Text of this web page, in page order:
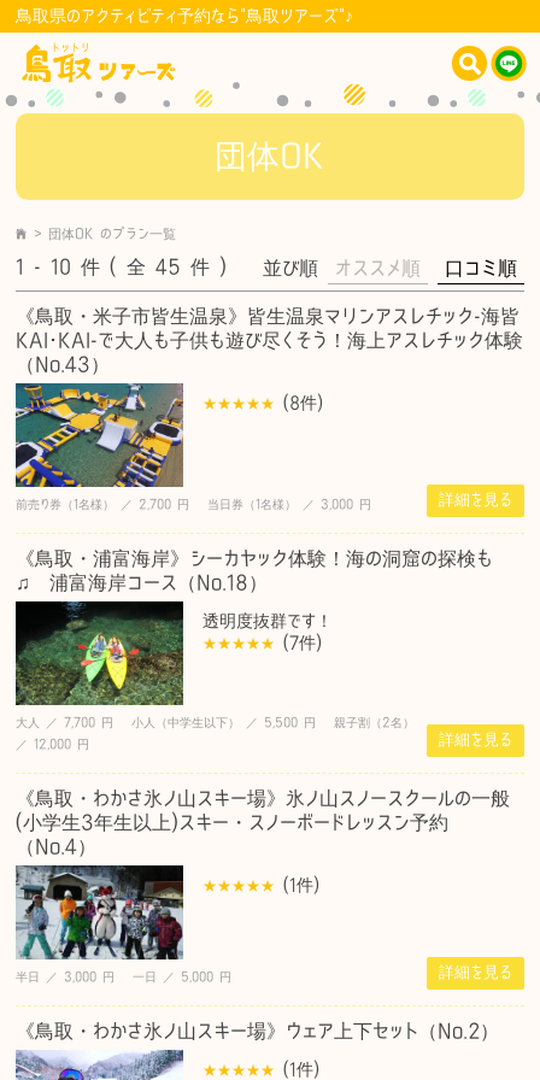
鳥取県のアクティビティ予約なら"鳥取ツアーズ"♪
団体OK
> 団体OK のプラン一覧
1 - 10件 ( 全 45件 ) 並び順 オススメ順 口コミ順
《鳥取・米子市皆生温泉》皆生温泉マリンアスレチック-海皆
KAI･KAI-で大人も子供も遊び尽くそう！海上アスレチック体験
（No.43）
(8件)
前売り券（1名様） ／ 2,700 円 当日券（1名様） ／ 3,000 円 詳細を見る
《鳥取・浦富海岸》シーカヤック体験！海の洞窟の探検も
♫ 浦富海岸コース（No.18）
透明度抜群です！
(7件)
大人 ／ 7,700 円 小人（中学生以下） ／ 5,500 円 親子割（2名）
／ 12,000 円
詳細を見る
《鳥取・わかさ氷ノ山スキー場》氷ノ山スノースクールの一般
(小学生3年生以上)スキー・スノーボードレッスン予約
（No.4）
(1件)
半日 ／ 3,000 円 一日 ／ 5,000 円 詳細を見る
《鳥取・わかさ氷ノ山スキー場》ウェア上下セット（No.2）
(1件)